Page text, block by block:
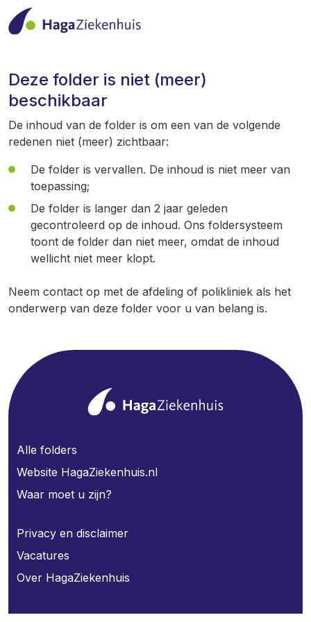
Deze folder is niet (meer)
beschikbaar
De inhoud van de folder is om een van de volgende
redenen niet (meer) zichtbaar:
De folder is vervallen. De inhoud is niet meer van
toepassing;
De folder is langer dan 2 jaar geleden
gecontroleerd op de inhoud. Ons foldersysteem
toont de folder dan niet meer, omdat de inhoud
wellicht niet meer klopt.
Neem contact op met de afdeling of polikliniek als het
onderwerp van deze folder voor u van belang is.
Alle folders
Website HagaZiekenhuis.nl
Waar moet u zijn?
Privacy en disclaimer
Vacatures
Over HagaZiekenhuis